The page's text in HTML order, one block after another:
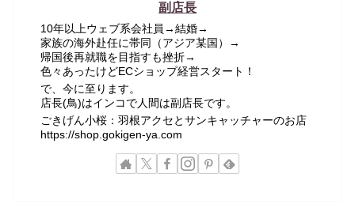
副店長
10年以上ウェブ系会社員→結婚→
家族の海外赴任に帯同（アジア某国）→
帰国後再就職を目指すも挫折→
色々あったけどECショップ経営スタート！
で、今に至ります。
店長(鳥)はインコで人間は副店長です。
ごきげん小桜：羽根アクセとサンキャッチャーのお店
https://shop.gokigen-ya.com